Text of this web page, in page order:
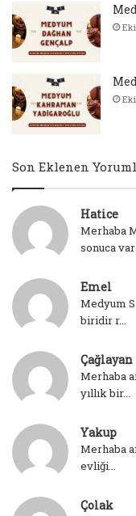
Son Eklenen
Hatice
Merhaba
sonuca
Emel
Medyum
biridir r...
Çağlayan
Merhaba
yıllık bir...
Yakup
Merhaba
evliği...
Çolak